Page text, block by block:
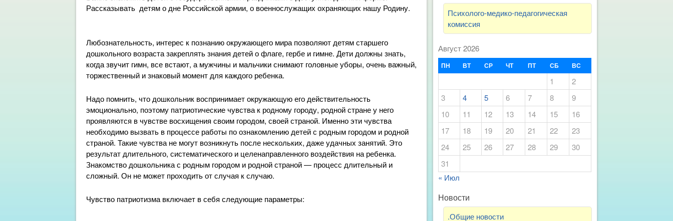
Рассказывать детям о дне Российской армии, о военнослужащих охраняющих нашу Родину.
Любознательность, интерес к познанию окружающего мира позволяют детям старшего
дошкольного возраста закреплять знания детей о флаге, гербе и гимне. Дети должны знать,
когда звучит гимн, все встают, а мужчины и мальчики снимают головные уборы, очень важный,
торжественный и знаковый момент для каждого ребенка.
Надо помнить, что дошкольник воспринимает окружающую его действительность
эмоционально, поэтому патриотические чувства к родному городу, родной стране у него
проявляются в чувстве восхищения своим городом, своей страной. Именно эти чувства
необходимо вызвать в процессе работы по ознакомлению детей с родным городом и родной
страной. Такие чувства не могут возникнуть после нескольких, даже удачных занятий. Это
результат длительного, систематического и целенаправленного воздействия на ребенка.
Знакомство дошкольника с родным городом и родной страной — процесс длительный и
сложный. Он не может проходить от случая к случаю.
Чувство патриотизма включает в себя следующие параметры:
Психолого-медико-педагогическая
комиссия
Август 2026
ПН ВТ СР ЧТ ПТ СБ ВС
1
2
3
4 5 6 7 8
9
10
11 12 13 14 15
16
17
18 19 20 21 22
23
24
25 26 27 28 29
30
31
« Июл
Новости
.Общие новости